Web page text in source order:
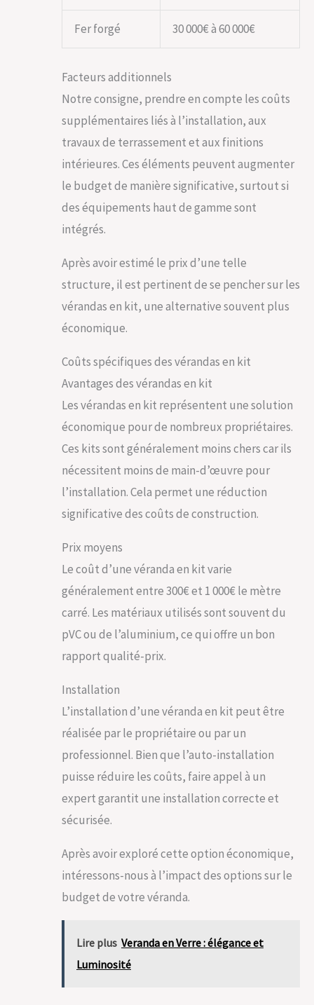
Fer forgé 30 000€ à 60 000€
Facteurs additionnels
Notre consigne, prendre en compte les coûts
supplémentaires liés à l’installation, aux
travaux de terrassement et aux finitions
intérieures. Ces éléments peuvent augmenter
le budget de manière significative, surtout si
des équipements haut de gamme sont
intégrés.
Après avoir estimé le prix d’une telle
structure, il est pertinent de se pencher sur les
vérandas en kit, une alternative souvent plus
économique.
Coûts spécifiques des vérandas en kit
Avantages des vérandas en kit
Les vérandas en kit représentent une solution
économique pour de nombreux propriétaires.
Ces kits sont généralement moins chers car ils
nécessitent moins de main-d’œuvre pour
l’installation. Cela permet une réduction
significative des coûts de construction.
Prix moyens
Le coût d’une véranda en kit varie
généralement entre 300€ et 1 000€ le mètre
carré. Les matériaux utilisés sont souvent du
pVC ou de l’aluminium, ce qui offre un bon
rapport qualité-prix.
Installation
L’installation d’une véranda en kit peut être
réalisée par le propriétaire ou par un
professionnel. Bien que l’auto-installation
puisse réduire les coûts, faire appel à un
expert garantit une installation correcte et
sécurisée.
Après avoir exploré cette option économique,
intéressons-nous à l’impact des options sur le
budget de votre véranda.
Lire plus Veranda en Verre : élégance et
Luminosité